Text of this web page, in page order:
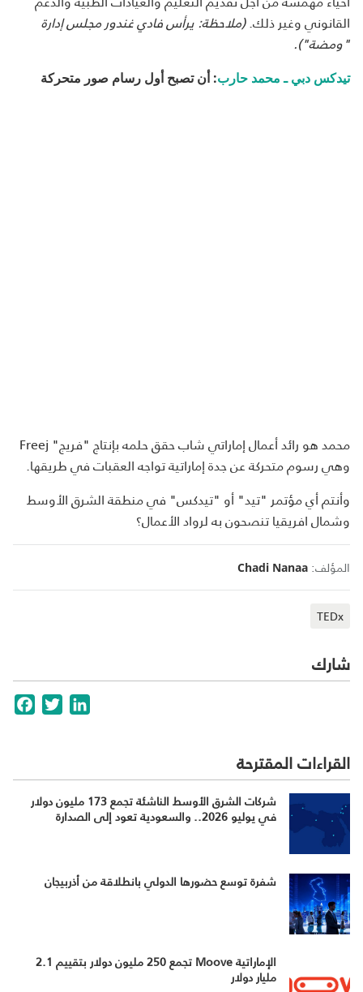
القانوني وغير ذلك.(ملاحظة: يرأس فادي غندور مجلس إدارة
"ومضة").
تيدكس دبي ـ محمد حارب: أن تصبح أول رسام صور متحركة
محمد هو رائد أعمال إماراتي شاب حقق حلمه بإنتاج "فريج" Freej
وهي رسوم متحركة عن جدة إماراتية تواجه العقبات في طريقها.
وأنتم أي مؤتمر "تيد" أو "تيدكس" في منطقة الشرق الأوسط
وشمال افريقيا تنصحون به لرواد الأعمال؟
المؤلف: Chadi Nanaa
TEDx
شارك
TwitterLinkedIn
القراءات المقترحة
شركات الشرق الأوسط الناشئة تجمع 173 مليون دولار
في يوليو 2026.. والسعودية تعود إلى الصدارة
شفرة توسع حضورها الدولي بانطلاقة من أذربيجان
الإماراتية Moove تجمع 250 مليون دولار بتقييم 2.1
مليار دولار